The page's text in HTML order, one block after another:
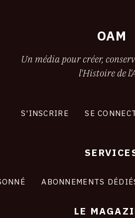
OAM
Un média pour créer,
l'Histoire de
S'INSCRIRE SE
ABONNEMENTS
LE